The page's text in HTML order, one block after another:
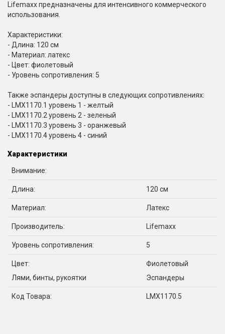
Lifemaxx предназначены для интенсивного коммерческого
использования.
Характеристики:
- Длина: 120 см
- Материал: латекс
- Цвет: фиолетовый
- Уровень сопротивления: 5
Также эспандеры доступны в следующих сопротивлениях:
- LMX1170.1 уровень 1 - желтый
- LMX1170.2 уровень 2 - зеленый
- LMX1170.3 уровень 3 - оранжевый
- LMX1170.4 уровень 4 - синий
Характеристики
Внимание:
Длина: 120 см
Материал: Латекс
Производитель: Lifemaxx
Уровень сопротивления: 5
Цвет:
Фиолетовый
Лями, бинты, рукоятки
Эспандеры
Код Товара: LMX1170.5